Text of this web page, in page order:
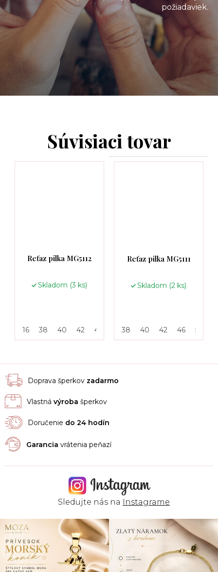
požiadaviek.
Súvisiaci tovar
Reťaz pilka MG5112
Skladom (3 ks)
16 38 40 42 46
Reťaz pilka MG5111
Skladom (2 ks)
38 40 42 46 50
Doprava šperkov zadarmo
Vlastná výroba šperkov
Doručenie do 24 hodín
Garancia vrátenia peňazí
Sledujte nás na Instagrame